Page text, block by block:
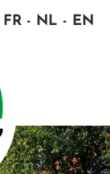
FR NL EN